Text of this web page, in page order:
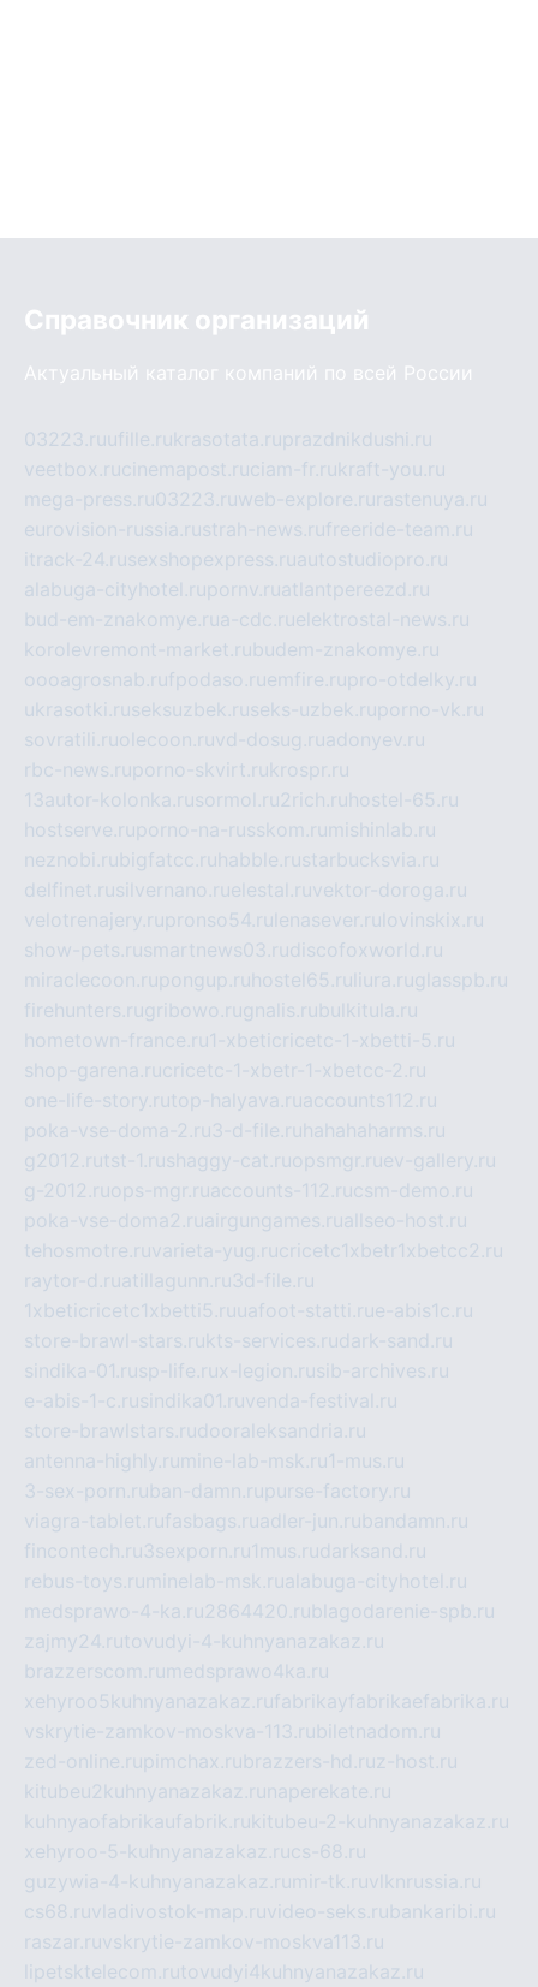
Справочник организаций
Актуальный каталог компаний по всей России
03223.ruufille.rukrasotata.ruprazdnikdushi.ru
veetbox.rucinemapost.ruciam-fr.rukraft-you.ru
mega-press.ru03223.ruweb-explore.ru rastenuya.ru
eurovision-russia.rustrah-news.rufreeride-team.ru
itrack-24.rusexshopexpress.ruautostudiopro.ru
alabuga-cityhotel.rupornv.ruatlantpereezd.ru
bud-em-znakomye.rua-cdc.ruelektrostal-news.ru
korolevremont-market.rubudem-znakomye.ru
oooagrosnab.rufpodaso.ruemfire.rupro-otdelky.ru
ukrasotki.ruseksuzbek.ruseks-uzbek.ruporno-vk.ru
sovratili.ruolecoon.ruvd-dosug.ruadonyev.ru
rbc-news.ruporno-skvirt.rukrospr.ru
13autor-kolonka.rusormol.ru2rich.ru hostel-65.ru
hostserve.ruporno-na-russkom.ru mishinlab.ru
neznobi.rubigfatcc.ru habble.rustarbucksvia.ru
delfinet.rusilvernano.ruelestal.ruvektor-doroga.ru
velotrenajery.rupronso54.ru lenasever.ru lovinskix.ru
show-pets.rusmartnews03.rudiscofoxworld.ru
miraclecoon.rupongup.ru hostel65.ru liura.ruglasspb.ru
firehunters.rugribowo.rugnalis.rubulkitula.ru
hometown-france.ru1-xbeticricetc-1-xbetti-5.ru
shop-garena.rucricetc-1-xbetr-1-xbetcc-2.ru
one-life-story.rutop-halyava.ruaccounts112.ru
poka-vse-doma-2.ru3-d-file.ru hahahaharms.ru
g2012.rutst-1.rushaggy-cat.ruopsmgr.ruev-gallery.ru
g-2012.ruops-mgr.ruaccounts-112.rucsm-demo.ru
poka-vse-doma2.ruairgungames.ruallseo-host.ru
tehosmotre.ruvarieta-yug.rucricetc1xbetr1xbetcc2.ru
raytor-d.ruatillagunn.ru3d-file.ru
1xbeticricetc1xbetti5.ruuafoot-statti.rue-abis1c.ru
store-brawl-stars.rukts-services.rudark-sand.ru
sindika-01.rusp-life.rux-legion.rusib-archives.ru
e-abis-1-c.rusindika01.ruvenda-festival.ru
store-brawlstars.rudooraleksandria.ru
antenna-highly.ru mine-lab-msk.ru1-mus.ru
3-sex-porn.ruban-damn.rupurse-factory.ru
viagra-tablet.rufasbags.ruadler-jun.rubandamn.ru
fincontech.ru3sexporn.ru1mus.rudarksand.ru
rebus-toys.ru minelab-msk.rualabuga-cityhotel.ru
medsprawo-4-ka.ru2864420.rublagodarenie-spb.ru
zajmy24.rutovudyi-4-kuhnyanazakaz.ru
brazzerscom.ru medsprawo4ka.ru
xehyroo5kuhnyanazakaz.rufabrikayfabrikaefabrika.ru
vskrytie-zamkov-moskva-113.rubiletnadom.ru
zed-online.rupimchax.rubrazzers-hd.ruz-host.ru
kitubeu2kuhnyanazakaz.ru naperekate.ru
kuhnyaofabrikaufabrik.rukitubeu-2-kuhnyanazakaz.ru
xehyroo-5-kuhnyanazakaz.rucs-68.ru
guzywia-4-kuhnyanazakaz.ru mir-tk.ruvlknrussia.ru
cs68.ruvladivostok-map.ruvideo-seks.rubankaribi.ru
raszar.ruvskrytie-zamkov-moskva113.ru
lipetsktelecom.rutovudyi4kuhnyanazakaz.ru